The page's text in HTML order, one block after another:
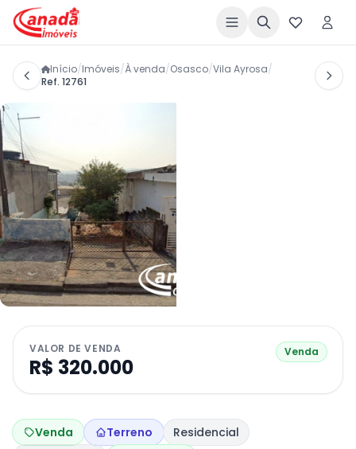
Início/Imóveis/À venda/Osasco/Vila Ayrosa/
Ref. 12761
VALOR DE VENDA
R$ 320.000
Venda
Venda Terreno Residencial